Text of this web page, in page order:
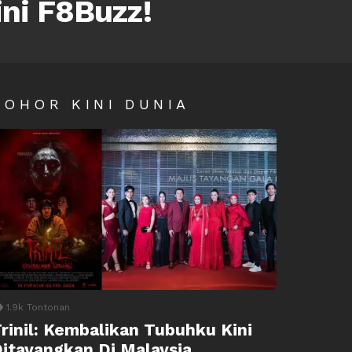
F8Buzz!
KINI DUNIA
1.9k Tontonan
Kembalikan Tubuhku Kini